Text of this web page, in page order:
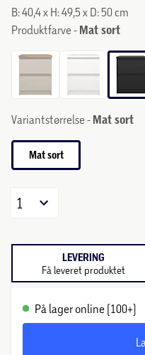
B: 40,4 x H: 49,5 x D: 50 cm
Produktfarve - Mat sort
Variantstørrelse - Mat sort
Mat sort
1
LEVERING
Få leveret produktet
På lager online (100+)